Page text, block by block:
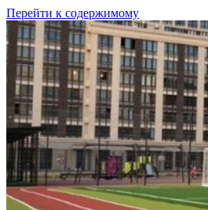
Перейти к содержимому